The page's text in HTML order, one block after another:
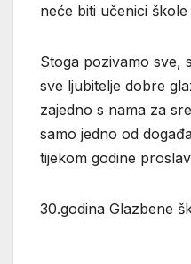
neće biti učenici
Stoga pozivamo sve,
sve ljubitelje dobre
zajedno s nama za
samo jedno od
tijekom godine
30.godina Glazbene